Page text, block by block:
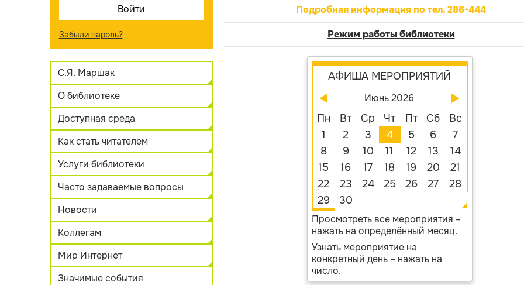
Забыли пароль?
С.Я. Маршак
О библиотеке
Доступная среда
Как стать читателем
Услуги библиотеки
Часто задаваемые вопросы
Новости
Коллегам
Мир Интернет
Значимые события
Подробная информация по тел. 286-444
Режим работы библиотеки
АФИША МЕРОПРИЯТИЙ
Июнь 2026
Пн Вт Ср Чт Пт Сб
Вс
1
2 3 4 5 6
7
8
9 10 11 12 13
14
15
16 17 18 19 20
21
22
23 24 25 26 27
28
29
30
Просмотреть все мероприятия –
нажать на определённый месяц.
Узнать мероприятие на
конкретный день – нажать на
число.